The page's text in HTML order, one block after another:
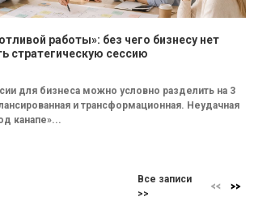
работы»: без чего бизнесу нет
стратегическую сессию
для бизнеса можно условно разделить на 3
и трансформационная. Неудачная
канапе»...
Все записи
>>